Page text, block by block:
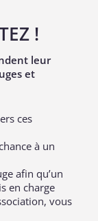
!
leur
et
ces
à un
afin qu’un
en charge
vous